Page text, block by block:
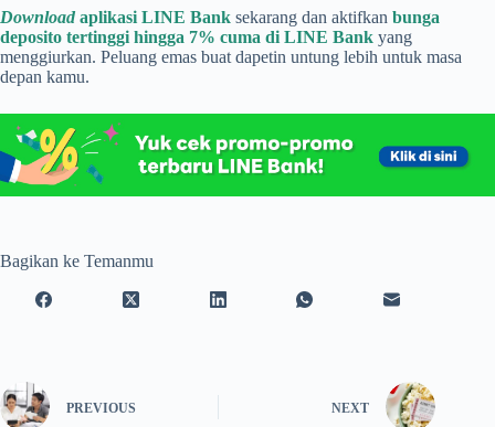
Downloadaplikasi LINE Bank sekarang dan aktifkan bunga
deposito tertinggi hingga 7% cuma di LINE Bank yang
menggiurkan. Peluang emas buat dapetin untung lebih untuk masa
depan kamu.
Bagikan ke Temanmu
PREVIOUS NEXT